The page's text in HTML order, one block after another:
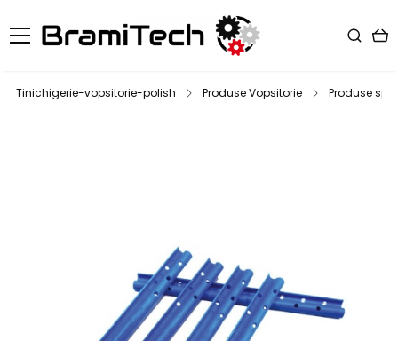
Tinichigerie-vopsitorie-polish Produse Vopsitorie Produse